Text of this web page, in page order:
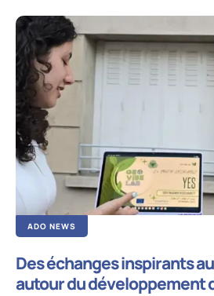
ADO NEWS
Des échanges inspirants
autour du